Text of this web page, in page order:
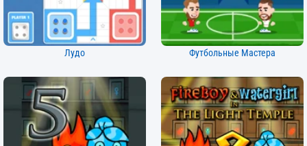
Лудо Футбольные Мастера